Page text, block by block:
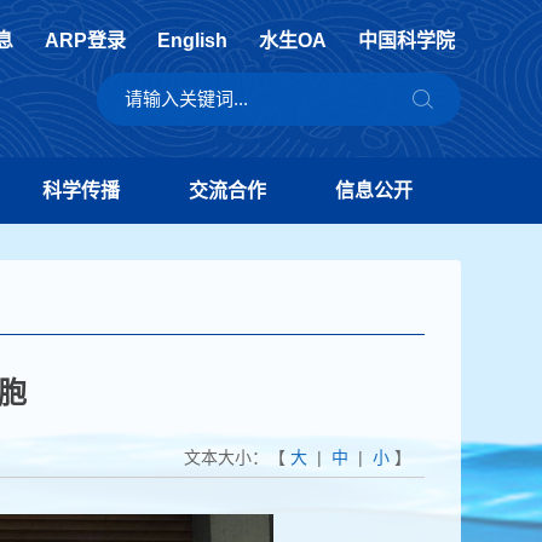
ARP登录 English 水生OA 中国科学院
科学传播 交流合作 信息公开
文本大小：【 大| 中 | 小】